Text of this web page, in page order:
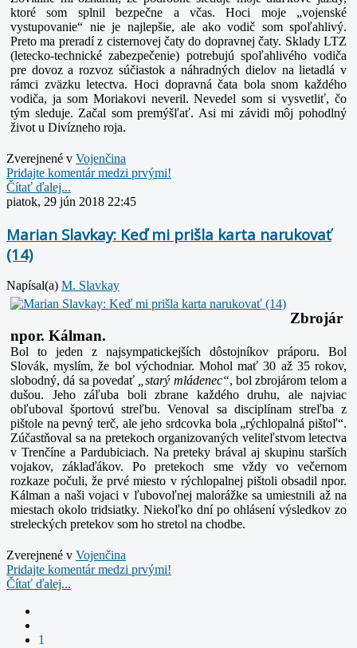
ktoré som splnil bezpečne a včas. Hoci moje „vojenské
vystupovanie“ nie je najlepšie, ale ako vodič som spoľahlivý.
Preto ma preradí z cisternovej čaty do dopravnej čaty. Sklady LTZ
(letecko-technické zabezpečenie) potrebujú spoľahlivého vodiča
pre dovoz a rozvoz súčiastok a náhradných dielov na lietadlá v
rámci zväzku letectva. Hoci dopravná čata bola snom každého
vodiča, ja som Moriakovi neveril. Nevedel som si vysvetliť, čo
tým sleduje. Začal som premýšľať. Asi mi závidi môj pohodlný
život u Divízneho roja.
Zverejnené v Vojenčina
Pridajte komentár medzi prvými!
Čítať ďalej...
piatok, 29 jún 2018 22:45
Marian Slavkay: Keď mi prišla karta narukovať
(14)
Napísal(a) M. Slavkay
Zbrojár
npor. Kálman.
Bol to jeden z najsympatickejších dôstojníkov práporu. Bol
Slovák, myslím, že bol východniar. Mohol mať 30 až 35 rokov,
slobodný, dá sa povedať
„starý mládenec“, bol zbrojárom telom a
dušou. Jeho záľuba boli zbrane každého druhu, ale najviac
obľuboval športovú streľbu. Venoval sa disciplínam streľba z
pištole na pevný terč, ale jeho srdcovka bola „rýchlopalná pištoľ“.
Zúčastňoval sa na pretekoch organizovaných veliteľstvom letectva
v Trenčíne a Pardubiciach. Na preteky brával aj skupinu starších
vojakov, záklaďákov. Po pretekoch sme vždy vo večernom
rozkaze počuli, že prvé miesto v rýchlopalnej pištoli obsadil npor.
Kálman a naši vojaci v ľubovoľnej malorážke sa umiestnili až na
miestach okolo tridsiatky. Niekoľko dní po ohlásení výsledkov zo
streleckých pretekov som ho stretol na chodbe.
Zverejnené v Vojenčina
Pridajte komentár medzi prvými!
Čítať ďalej...
1